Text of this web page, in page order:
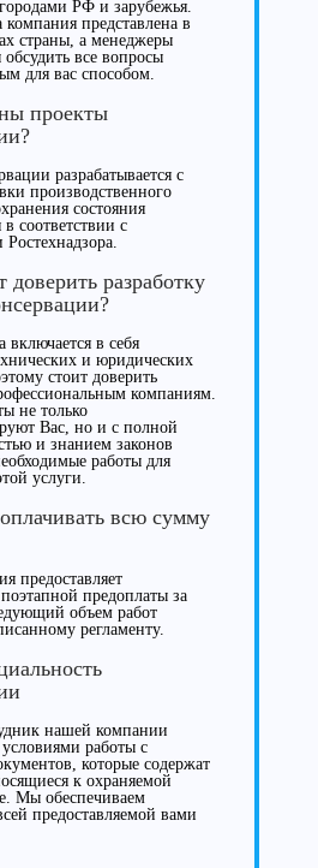
РФ и зарубежья.
представлена в
страны, а менеджеры
обсудить все вопросы
для вас способом.
проекты
разрабатывается с
производственного
состояния
соответствии с
доверить разработку
включается в себя
и юридических
стоит доверить
компаниям.
не только
Вас, но и с полной
и знанием законов
работы для
услуги.
всю сумму
предоставляет
предоплаты за
объем работ
регламенту.
нашей компании
работы с
которые содержат
к охраняемой
Мы обеспечиваем
предоставляемой вами